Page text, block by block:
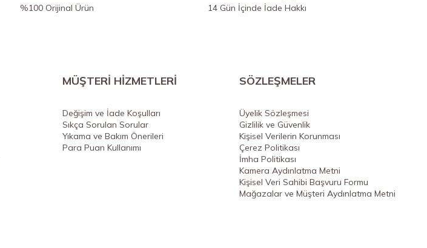
%100 Orijinal Ürün 14 Gün İçinde İade Hakkı
MÜŞTERİ HİZMETLERİ
Değişim ve İade Koşulları
Sıkça Sorulan Sorular
Yıkama ve Bakım Önerileri
Para Puan Kullanımı
SÖZLEŞMELER
Üyelik Sözleşmesi
Gizlilik ve Güvenlik
Kişisel Verilerin Korunması
Çerez Politikası
İmha Politikası
Kamera Aydınlatma Metni
Kişisel Veri Sahibi Başvuru Formu
Mağazalar ve Müşteri Aydınlatma Metni